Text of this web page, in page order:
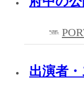
出演者